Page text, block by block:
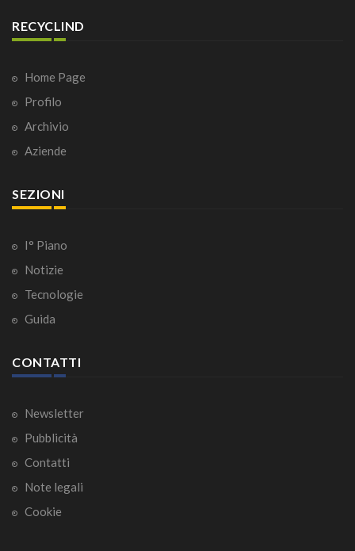
RECYCLIND
Home Page
Profilo
Archivio
Aziende
SEZIONI
I° Piano
Notizie
Tecnologie
Guida
CONTATTI
Newsletter
Pubblicità
Contatti
Note legali
Cookie